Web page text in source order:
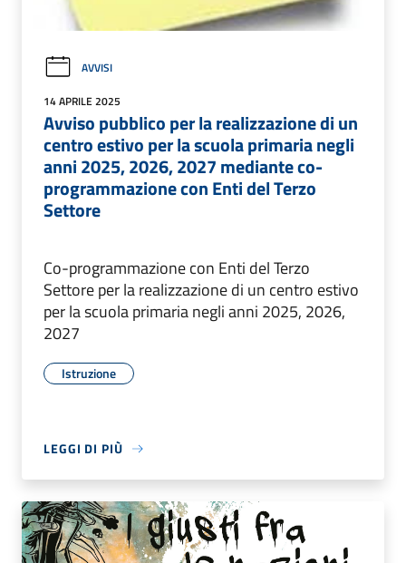
AVVISI
14 APRILE 2025
Avviso pubblico per la realizzazione di un
centro estivo per la scuola primaria negli
anni 2025, 2026, 2027 mediante co-
programmazione con Enti del Terzo
Settore
Co-programmazione con Enti del Terzo
Settore per la realizzazione di un centro estivo
per la scuola primaria negli anni 2025, 2026,
2027
Istruzione
LEGGI DI PIÙ